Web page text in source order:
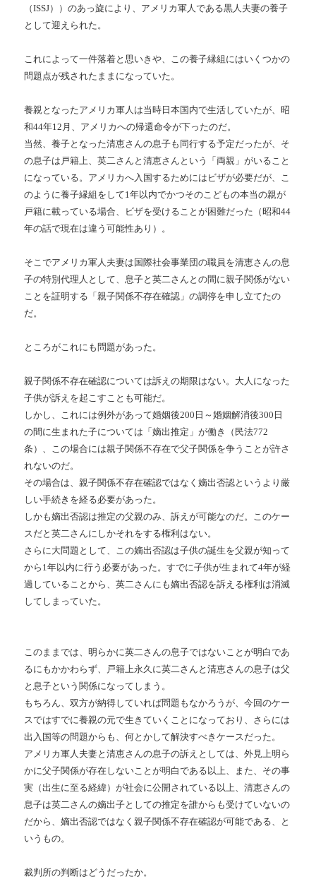
（ISSJ））のあっ旋により、アメリカ軍人である黒人夫妻の養子
として迎えられた。
これによって一件落着と思いきや、この養子縁組にはいくつかの
問題点が残されたままになっていた。
養親となったアメリカ軍人は当時日本国内で生活していたが、昭
和44年12月、アメリカへの帰還命令が下ったのだ。
当然、養子となった清恵さんの息子も同行する予定だったが、そ
の息子は戸籍上、英二さんと清恵さんという「両親」がいること
になっている。アメリカへ入国するためにはビザが必要だが、こ
のように養子縁組をして1年以内でかつそのこどもの本当の親が
戸籍に載っている場合、ビザを受けることが困難だった（昭和44
年の話で現在は違う可能性あり）。
そこでアメリカ軍人夫妻は国際社会事業団の職員を清恵さんの息
子の特別代理人として、息子と英二さんとの間に親子関係がない
ことを証明する「親子関係不存在確認」の調停を申し立てたの
だ。
ところがこれにも問題があった。
親子関係不存在確認については訴えの期限はない。大人になった
子供が訴えを起こすことも可能だ。
しかし、これには例外があって婚姻後200日～婚姻解消後300日
の間に生まれた子については「嫡出推定」が働き（民法772
条）、この場合には親子関係不存在で父子関係を争うことが許さ
れないのだ。
その場合は、親子関係不存在確認ではなく嫡出否認というより厳
しい手続きを経る必要があった。
しかも嫡出否認は推定の父親のみ、訴えが可能なのだ。このケー
スだと英二さんにしかそれをする権利はない。
さらに大問題として、この嫡出否認は子供の誕生を父親が知って
から1年以内に行う必要があった。すでに子供が生まれて4年が経
過していることから、英二さんにも嫡出否認を訴える権利は消滅
してしまっていた。
このままでは、明らかに英二さんの息子ではないことが明白であ
るにもかかわらず、戸籍上永久に英二さんと清恵さんの息子は父
と息子という関係になってしまう。
もちろん、双方が納得していれば問題もなかろうが、今回のケー
スではすでに養親の元で生きていくことになっており、さらには
出入国等の問題からも、何とかして解決すべきケースだった。
アメリカ軍人夫妻と清恵さんの息子の訴えとしては、外見上明ら
かに父子関係が存在しないことが明白である以上、また、その事
実（出生に至る経緯）が社会に公開されている以上、清恵さんの
息子は英二さんの嫡出子としての推定を誰からも受けていないの
だから、嫡出否認ではなく親子関係不存在確認が可能である、と
いうもの。
裁判所の判断はどうだったか。